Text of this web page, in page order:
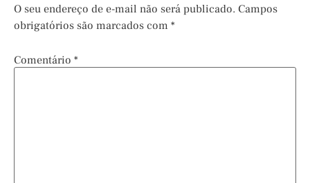
O seu endereço de e-mail não será publicado. Campos
obrigatórios são marcados com *
Comentário *